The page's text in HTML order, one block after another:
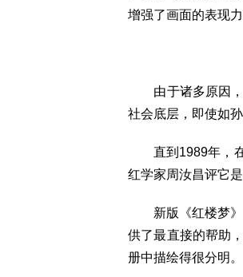
增强了画面的表现力
由于诸多原因，
社会底层，即使如
直到1989年，在
红学家周汝昌评它是
新版《红楼梦》
供了最直接的帮助
册中描绘得很分明。